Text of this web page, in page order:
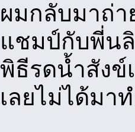
ผมกลับมาถ่า
แชมป์กับพี่น
พิธีรดน้ำสังข์
เลยไม่ได้มา